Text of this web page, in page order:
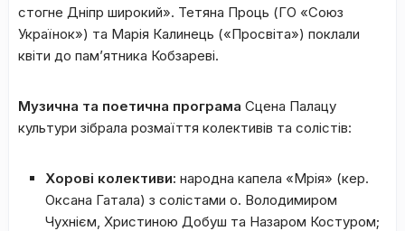
стогне Дніпр широкий». Тетяна Проць (ГО «Союз
Українок») та Марія Калинець («Просвіта») поклали
квіти до пам’ятника Кобзареві.
Музична та поетична програма Сцена Палацу
культури зібрала розмаїття колективів та солістів:
Хорові колективи: народна капела «Мрія» (кер.
Оксана Гатала) з солістами о. Володимиром
Чухнієм, Христиною Добуш та Назаром Костуром;